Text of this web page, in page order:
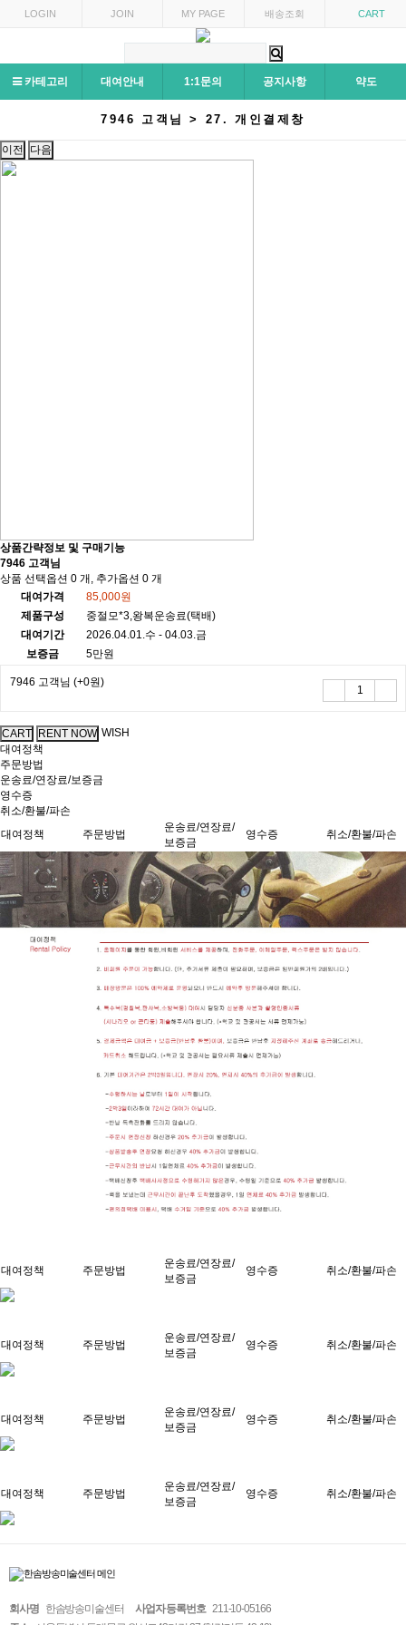
LOGIN JOIN MY PAGE 배송조회 CART
카테고리 대여안내 1:1문의 공지사항 약도
7946 고객님 > 27. 개인결제창
이전 다음
상품간략정보 및 구매기능
7946 고객님
상품 선택옵션 0 개, 추가옵션 0 개
대여가격
85,000원
제품구성
중절모*3,왕복운송료(택배)
대여기간
2026.04.01.수 - 04.03.금
보증금
5만원
7946 고객님 (+0원)
WISH
대여정책
주문방법
운송료/연장료/보증금
영수증
취소/환불/파손
대여정책
주문방법
운송료/연장료/
보증금
영수증 취소/환불/파손
대여정책 주문방법
운송료/연장료/
보증금
영수증 취소/환불/파손
대여정책 주문방법
운송료/연장료/
보증금
영수증 취소/환불/파손
대여정책 주문방법
운송료/연장료/
보증금
영수증 취소/환불/파손
대여정책 주문방법
운송료/연장료/
보증금
영수증 취소/환불/파손
회사명 한솜방송미술센터 사업자 등록번호 211-10-05166